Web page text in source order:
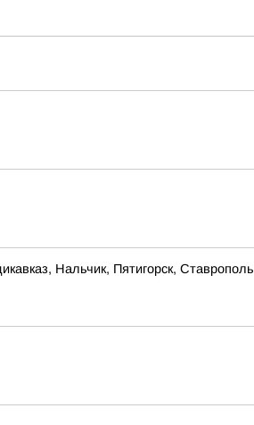
Нальчик, Пятигорск, Ставрополь